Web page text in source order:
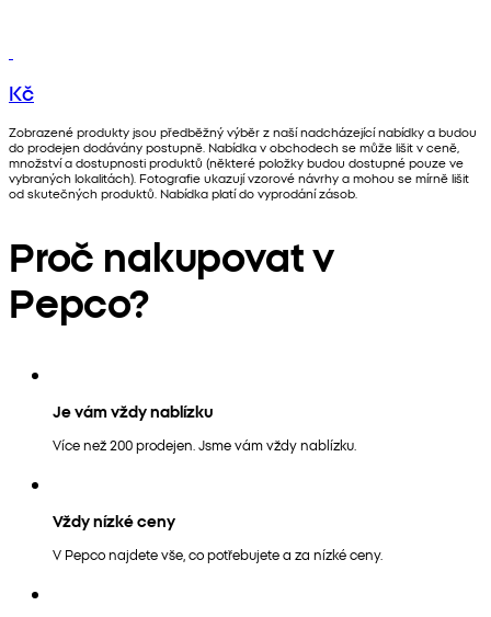
Kč
Zobrazené produkty jsou předběžný výběr z naší nadcházející nabídky a budou
do prodejen dodávány postupně. Nabídka v obchodech se může lišit v ceně,
množství a dostupnosti produktů (některé položky budou dostupné pouze ve
vybraných lokalitách). Fotografie ukazují vzorové návrhy a mohou se mírně lišit
od skutečných produktů. Nabídka platí do vyprodání zásob.
Proč nakupovat v
Pepco?
Je vám vždy nablízku
Více než 200 prodejen. Jsme vám vždy nablízku.
Vždy nízké ceny
V Pepco najdete vše, co potřebujete a za nízké ceny.